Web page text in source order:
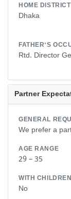
HOME DISTRICT
Dhaka
FATHER'S
Rtd. Director
Partner
GENERAL
We prefer a
AGE RANGE
29 – 35
WITH
No